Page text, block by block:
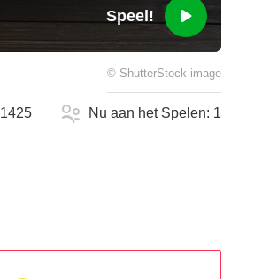
Speel!
© ShutterStock image
1425 Nu aan het Spelen: 1